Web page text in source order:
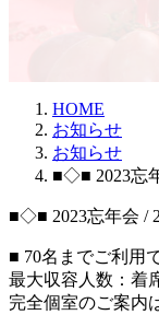
HOME
お知らせ
お知らせ
■◇■ 2023忘
■◇■ 2023忘年会 /
■ 70名までご利用
最大収容人数：着
完全個室のご案内